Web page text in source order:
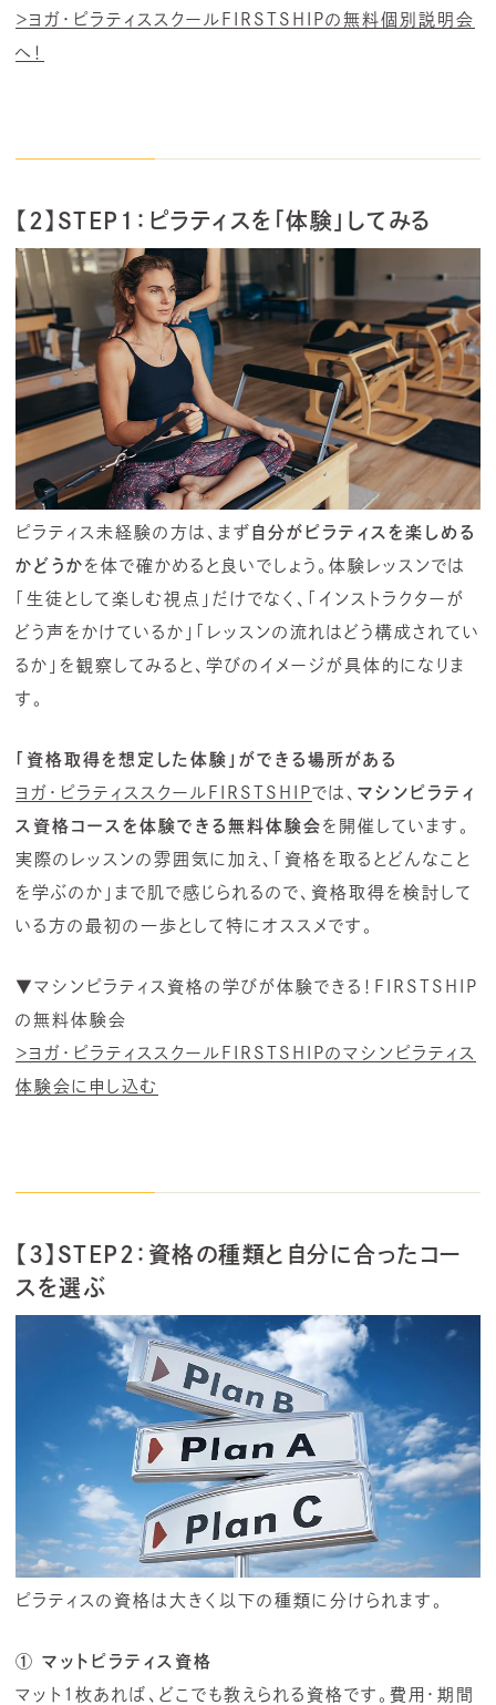
＞ヨガ・ピラティススクールFIRSTSHIPの無料個別説明会
へ！
【2】STEP1：ピラティスを「体験」してみる
ピラティス未経験の方は、まず 自分がピラティスを楽しめる
かどうか を体で確かめると良いでしょう。体験レッスンでは
「生徒として楽しむ視点」だけでなく、「インストラクターが
どう声をかけているか」「レッスンの流れはどう構成されてい
るか」を観察してみると、学びのイメージが具体的になりま
す。
「資格取得を想定した体験」ができる場所がある
ヨガ・ピラティススクールFIRSTSHIPでは、 マシンピラティ
ス資格コースを体験できる無料体験会 を開催しています。
実際のレッスンの雰囲気に加え、「資格を取るとどんなこと
を学ぶのか」まで肌で感じられるので、資格取得を検討して
いる方の最初の一歩として特にオススメです。
▼マシンピラティス資格の学びが体験できる！FIRSTSHIP
の無料体験会
＞ヨガ・ピラティススクールFIRSTSHIPのマシンピラティス
体験会に申し込む
【3】STEP2：資格の種類と自分に合ったコー
スを選ぶ
ピラティスの資格は大きく以下の種類に分けられます。
① マットピラティス資格
マット1枚あれば、どこでも教えられる資格です。費用・期間